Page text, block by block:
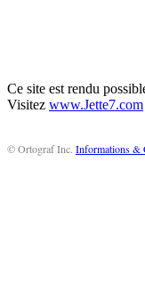
Ce site est rendu
Visitez www.Jette7.com
© Ortograf Inc. Informations &